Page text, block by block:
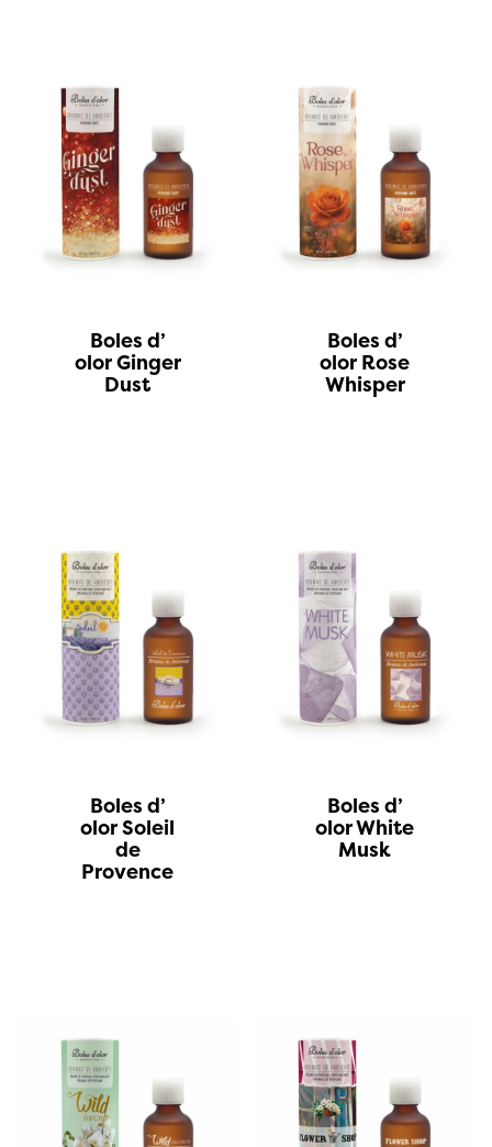
Boles d’
olor Ginger
Dust
Boles d’
olor Rose
Whisper
Boles d’
olor Soleil
de
Provence
Boles d’
olor White
Musk